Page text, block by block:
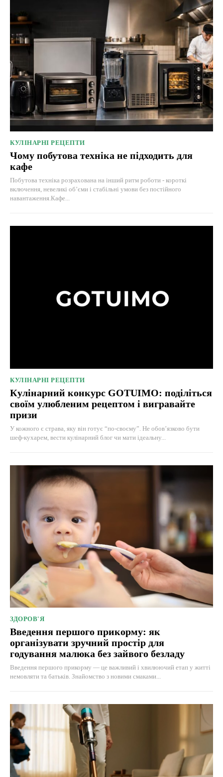
КУЛІНАРНІ РЕЦЕПТИ
Чому побутова техніка не підходить для
кафе
Побутова техніка розрахована на інший ритм роботи - короткі
включення, невеликі об’єми і стабільні умови без постійного
навантаження.Кафе...
КУЛІНАРНІ РЕЦЕПТИ
Кулінарний конкурс GOTUIMO: поділіться
своїм улюбленим рецептом і вигравайте
призи
У кожного є страва, яку він готує “по-своєму”. Не обов’язково бути
шеф-кухарем, вести кулінарний блог чи мати ідеальну...
ЗДОРОВ'Я
Введення першого прикорму: як
організувати зручний простір для
годування малюка без зайвого безладу
Введення першого прикорму — це важливий і хвилюючий етап у житті
немовляти та батьків. Знайомство з новими смаками...